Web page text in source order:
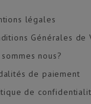
légales
Générales de
sommes nous?
de paiement
de